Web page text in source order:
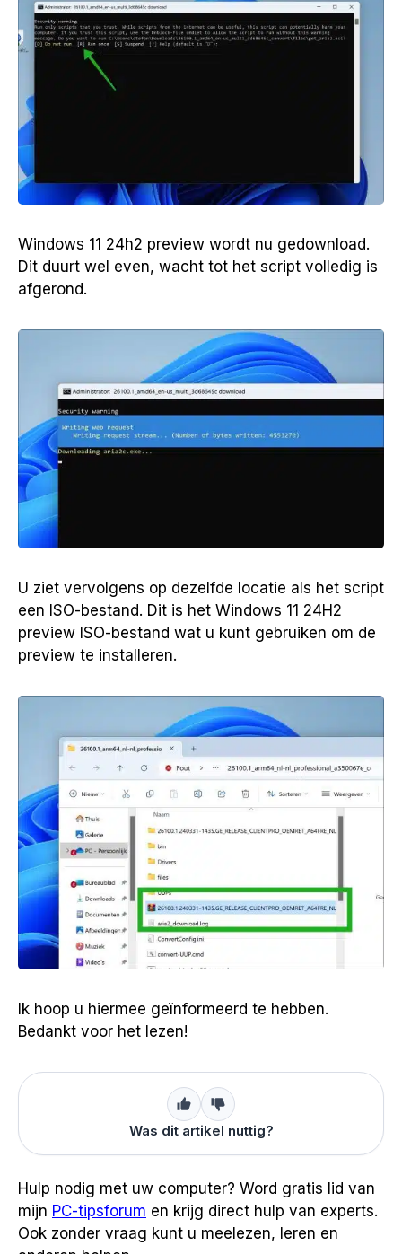
Windows 11 24h2 preview wordt nu gedownload.
Dit duurt wel even, wacht tot het script volledig is
afgerond.
U ziet vervolgens op dezelfde locatie als het script
een ISO-bestand. Dit is het Windows 11 24H2
preview ISO-bestand wat u kunt gebruiken om de
preview te installeren.
Ik hoop u hiermee geïnformeerd te hebben.
Bedankt voor het lezen!
Was dit artikel nuttig?
Hulp nodig met uw computer? Word gratis lid van
mijn PC-tipsforum en krijg direct hulp van experts.
Ook zonder vraag kunt u meelezen, leren en